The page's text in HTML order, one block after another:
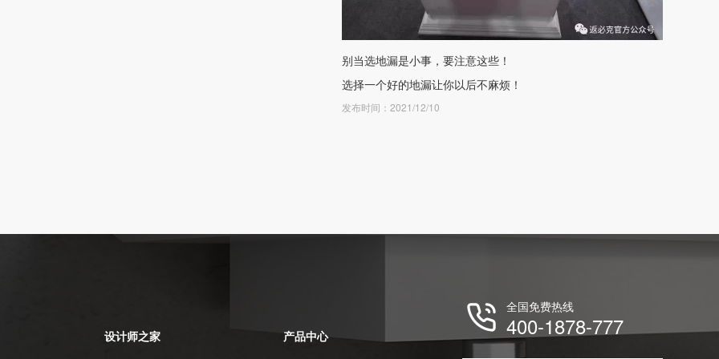
别当选地漏是小事，要注意这些！
选择一个好的地漏让你以后不麻烦！
发布时间：2021/12/10
设计师之家 产品中心
全国免费热线
400-1878-777